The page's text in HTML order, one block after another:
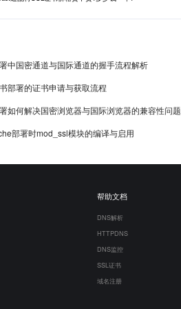
中国密通道与国际通道的握手流程解析
部署的证书申请与获取流程
如何解决国密浏览器与国际浏览器的兼容性问题
部署时mod_ssl模块的编译与启用
帮助文档
DNS解析
HTTPDNS
DNS监控
SSL证书
域名注册